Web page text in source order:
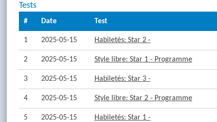
Tests
# Date Test
1 2025-05-15 Habiletés: Star 2 -
2 2025-05-15 Style libre: Star 1 - Programme
3 2025-05-15 Habiletés: Star 3 -
4 2025-05-15 Style libre: Star 2 - Programme
5 2025-05-15 Habiletés: Star 1 -